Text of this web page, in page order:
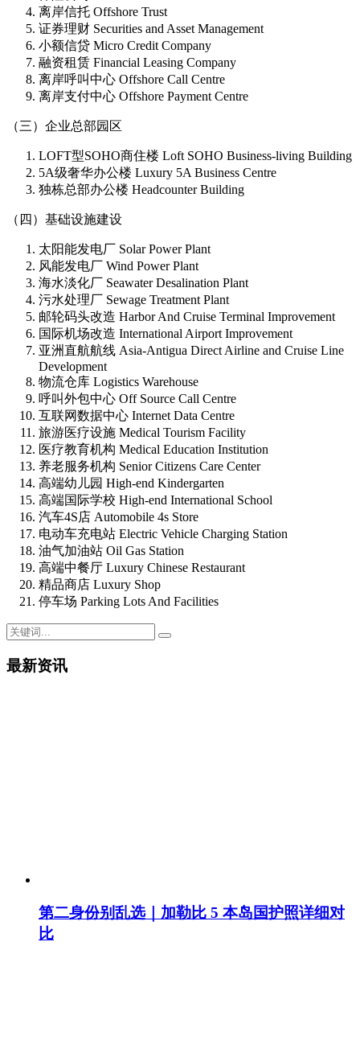
离岸信托 Offshore Trust
证券理财 Securities and Asset Management
小额信贷 Micro Credit Company
融资租赁 Financial Leasing Company
离岸呼叫中心 Offshore Call Centre
离岸支付中心 Offshore Payment Centre
（三）企业总部园区
LOFT型SOHO商住楼 Loft SOHO Business-living Building
5A级奢华办公楼 Luxury 5A Business Centre
独栋总部办公楼 Headcounter Building
（四）基础设施建设
太阳能发电厂 Solar Power Plant
风能发电厂 Wind Power Plant
海水淡化厂 Seawater Desalination Plant
污水处理厂 Sewage Treatment Plant
邮轮码头改造 Harbor And Cruise Terminal Improvement
国际机场改造 International Airport Improvement
亚洲直航航线 Asia-Antigua Direct Airline and Cruise Line
Development
物流仓库 Logistics Warehouse
呼叫外包中心 Off Source Call Centre
互联网数据中心 Internet Data Centre
旅游医疗设施 Medical Tourism Facility
医疗教育机构 Medical Education Institution
养老服务机构 Senior Citizens Care Center
高端幼儿园 High-end Kindergarten
高端国际学校 High-end International School
汽车4S店 Automobile 4s Store
电动车充电站 Electric Vehicle Charging Station
油气加油站 Oil Gas Station
高端中餐厅 Luxury Chinese Restaurant
精品商店 Luxury Shop
停车场 Parking Lots And Facilities
最新资讯
第二身份别乱选｜加勒比 5 本岛国护照详细对
比